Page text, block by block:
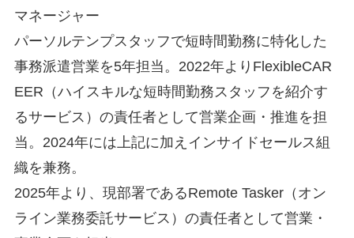
マネージャー
パーソルテンプスタッフで短時間勤務に特化した
事務派遣営業を5年担当。2022年よりFlexibleCAR
EER（ハイスキルな短時間勤務スタッフを紹介す
るサービス）の責任者として営業企画・推進を担
当。2024年には上記に加えインサイドセールス組
織を兼務。
2025年より、現部署であるRemote Tasker（オン
ライン業務委託サービス）の責任者として営業・